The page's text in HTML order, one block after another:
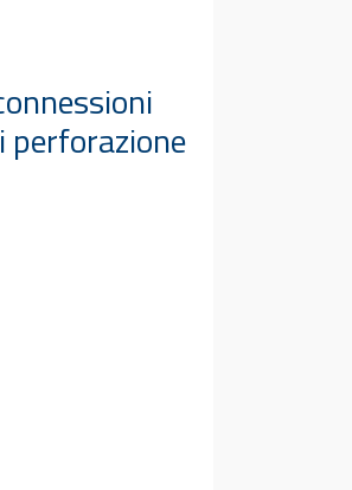
perforazione